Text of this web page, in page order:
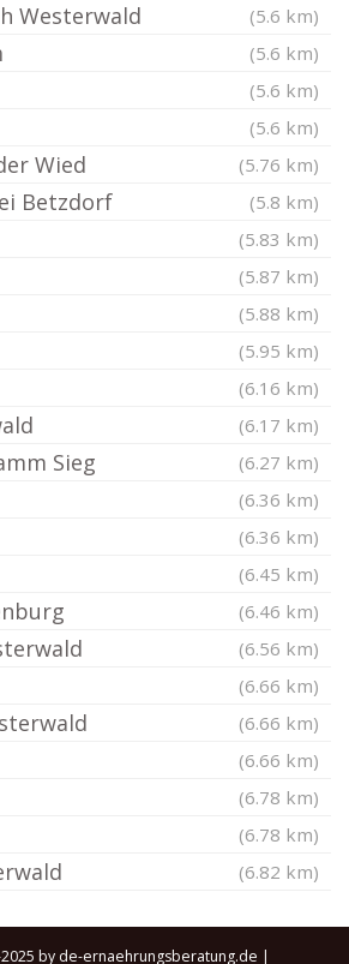
Westerwald (5.6 km)
(5.6 km)
(5.6 km)
(5.6 km)
Wied (5.76 km)
Betzdorf (5.8 km)
(5.83 km)
(5.87 km)
(5.88 km)
(5.95 km)
(6.16 km)
(6.17 km)
Sieg (6.27 km)
(6.36 km)
(6.36 km)
(6.45 km)
(6.46 km)
(6.56 km)
(6.66 km)
(6.66 km)
(6.66 km)
(6.78 km)
(6.78 km)
(6.82 km)
by de-ernaehrungsberatung.de |